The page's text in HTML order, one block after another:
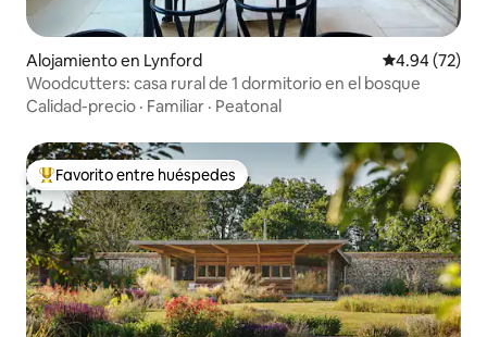
Alojamiento en Lynford Calificación
4.94 (72)
Woodcutters: casa rural de 1 dormitorio en el bosque
Calidad-precio · Familiar · Peatonal
Favorito entre huéspedes preferido
Favorito entre huéspedes